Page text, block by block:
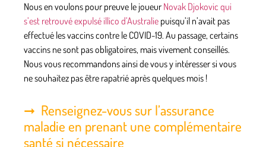
Nous en voulons pour preuve le joueur Novak Djokovic qui
s’est retrouvé expulsé illico d’Australie puisqu’il n’avait pas
effectué les vaccins contre le COVID-19. Au passage, certains
vaccins ne sont pas obligatoires, mais vivement conseillés.
Nous vous recommandons ainsi de vous y intéresser si vous
ne souhaitez pas être rapatrié après quelques mois !
Renseignez-vous sur l’assurance
maladie en prenant une complémentaire
santé si nécessaire